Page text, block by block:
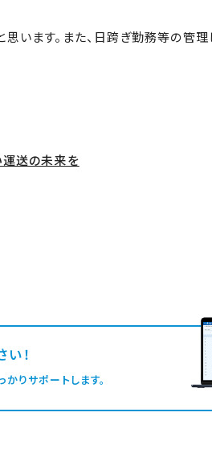
います。また、日跨ぎ勤務等の管理
送の未来を
！
かりサポートします。